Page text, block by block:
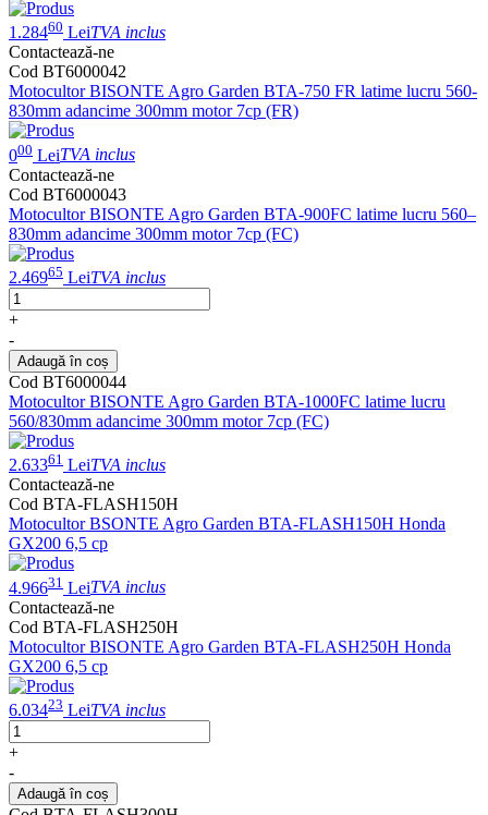
1.28460 LeiTVA inclus
Contactează-ne
Cod BT6000042
Motocultor BISONTE Agro Garden BTA-750 FR latime lucru 560-
830mm adancime 300mm motor 7cp (FR)
000 LeiTVA inclus
Contactează-ne
Cod BT6000043
Motocultor BISONTE Agro Garden BTA-900FC latime lucru 560–
830mm adancime 300mm motor 7cp (FC)
2.46965 LeiTVA inclus
+
-
Adaugă în coș
Cod BT6000044
Motocultor BISONTE Agro Garden BTA-1000FC latime lucru
560/830mm adancime 300mm motor 7cp (FC)
2.63361 LeiTVA inclus
Contactează-ne
Cod BTA-FLASH150H
Motocultor BSONTE Agro Garden BTA-FLASH150H Honda
GX200 6,5 cp
4.96631 LeiTVA inclus
Contactează-ne
Cod BTA-FLASH250H
Motocultor BISONTE Agro Garden BTA-FLASH250H Honda
GX200 6,5 cp
6.03423 LeiTVA inclus
+
-
Adaugă în coș